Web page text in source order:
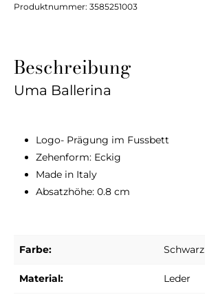
Produktnummer: 3585251003
Beschreibung
Uma Ballerina
Logo- Prägung im Fussbett
Zehenform: Eckig
Made in Italy
Absatzhöhe: 0.8 cm
Farbe: Schwarz
Material: Leder